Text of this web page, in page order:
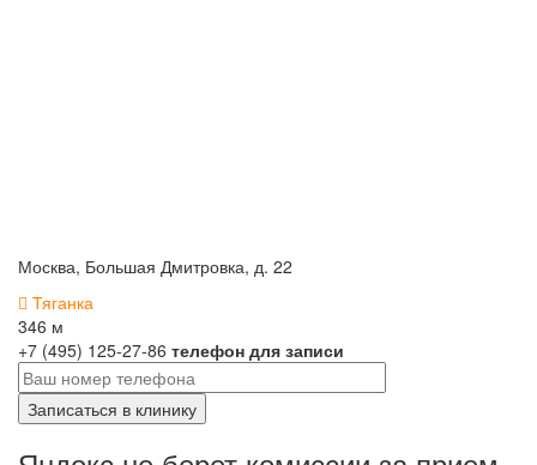
Москва, Большая Дмитровка, д. 22
Тяганка
346 м
+7 (495) 125-27-86 телефон для записи